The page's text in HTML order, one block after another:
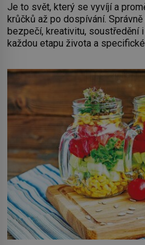
Je to svět, který se vyvíjí a
krůčků až po dospívání.
bezpečí, kreativitu, soustředění
každou etapu života a
by pokoj miminka měl působit
Předškolní věk je